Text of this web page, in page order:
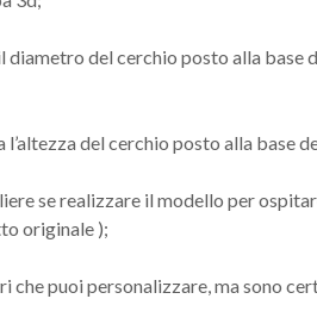
diametro del cerchio posto alla base
l’altezza del cerchio posto alla base
se realizzare il modello per
originale );
che puoi personalizzare, ma sono